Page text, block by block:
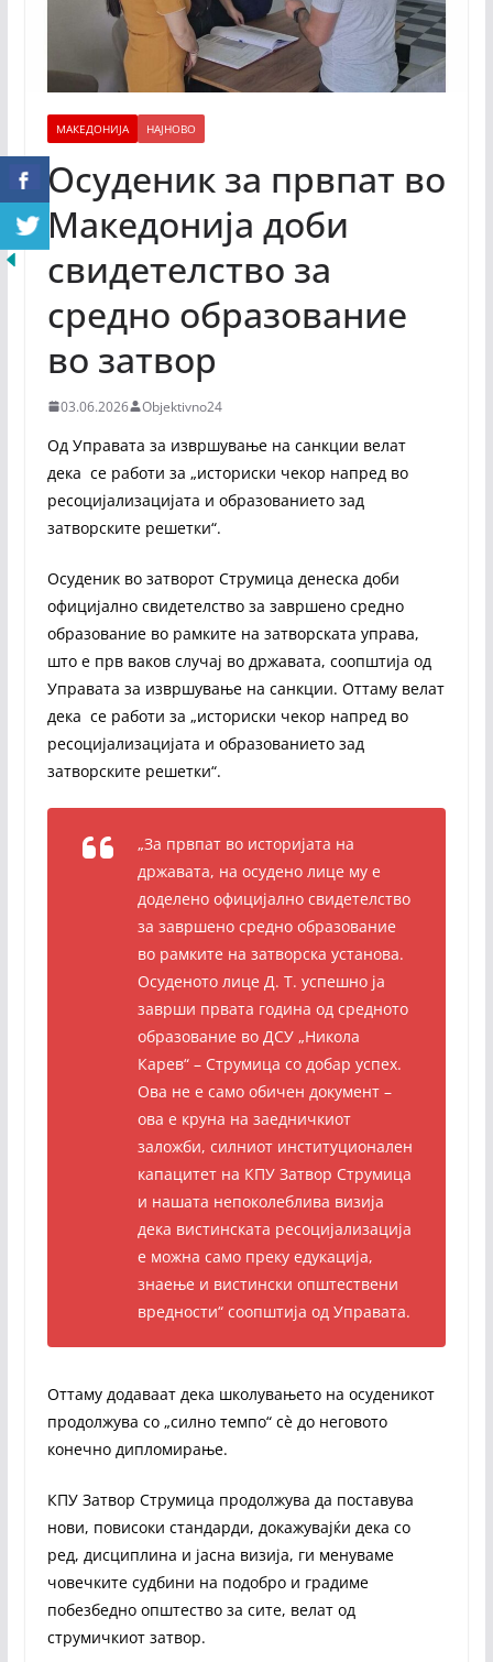
МАКЕДОНИЈА НАЈНОВО
Осуденик за првпат во
Македонија доби
свидетелство за
средно образование
во затвор
03.06.2026 Objektivno24
Од Управата за извршување на санкции велат
дека се работи за „историски чекор напред во
ресоцијализацијата и образованието зад
затворските решетки“.
Осуденик во затворот Струмица денеска доби
официјално свидетелство за завршено средно
образование во рамките на затворската управа,
што е прв ваков случај во државата, соопштија од
Управата за извршување на санкции. Оттаму велат
дека се работи за „историски чекор напред во
ресоцијализацијата и образованието зад
затворските решетки“.
„За првпат во историјата на
државата, на осудено лице му е
доделено официјално свидетелство
за завршено средно образование
во рамките на затворска установа.
Осуденото лице Д. Т. успешно ја
заврши првата година од средното
образование во ДСУ „Никола
Карев“ – Струмица со добар успех.
Ова не е само обичен документ –
ова е круна на заедничкиот
заложби, силниот институционален
капацитет на КПУ Затвор Струмица
и нашата непоколеблива визија
дека вистинската ресоцијализација
е можна само преку едукација,
знаење и вистински општествени
вредности“ соопштија од Управата.
Оттаму додаваат дека школувањето на осуденикот
продолжува со „силно темпо“ сè до неговото
конечно дипломирање.
КПУ Затвор Струмица продолжува да поставува
нови, повисоки стандарди, докажувајќи дека со
ред, дисциплина и јасна визија, ги менуваме
човечките судбини на подобро и градиме
побезбедно општество за сите, велат од
струмичкиот затвор.